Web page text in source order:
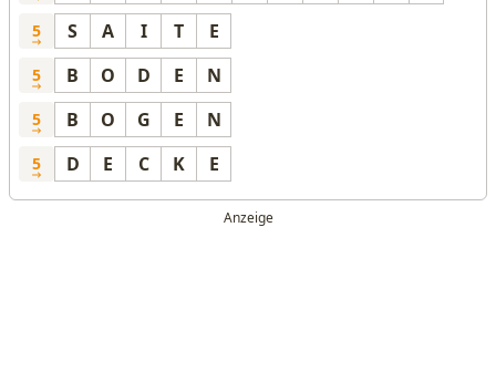
5 S A I T E
5 B O D E N
5 B O G E N
5 D E C K E